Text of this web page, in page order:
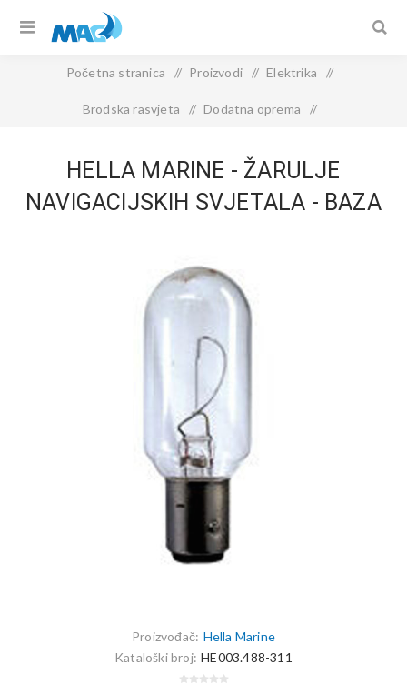
Početna stranica / Proizvodi / Elektrika /
Brodska rasvjeta / Dodatna oprema /
HELLA MARINE - ŽARULJE
NAVIGACIJSKIH SVJETALA - BAZA
Proizvođač: Hella Marine
Kataloški broj: HE003.488-311